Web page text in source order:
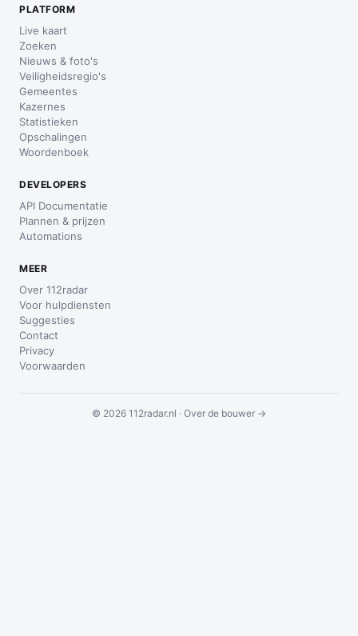
PLATFORM
Live kaart
Zoeken
Nieuws & foto's
Veiligheidsregio's
Gemeentes
Kazernes
Statistieken
Opschalingen
Woordenboek
DEVELOPERS
API Documentatie
Plannen & prijzen
Automations
MEER
Over 112radar
Voor hulpdiensten
Suggesties
Contact
Privacy
Voorwaarden
© 2026 112radar.nl · Over de bouwer →